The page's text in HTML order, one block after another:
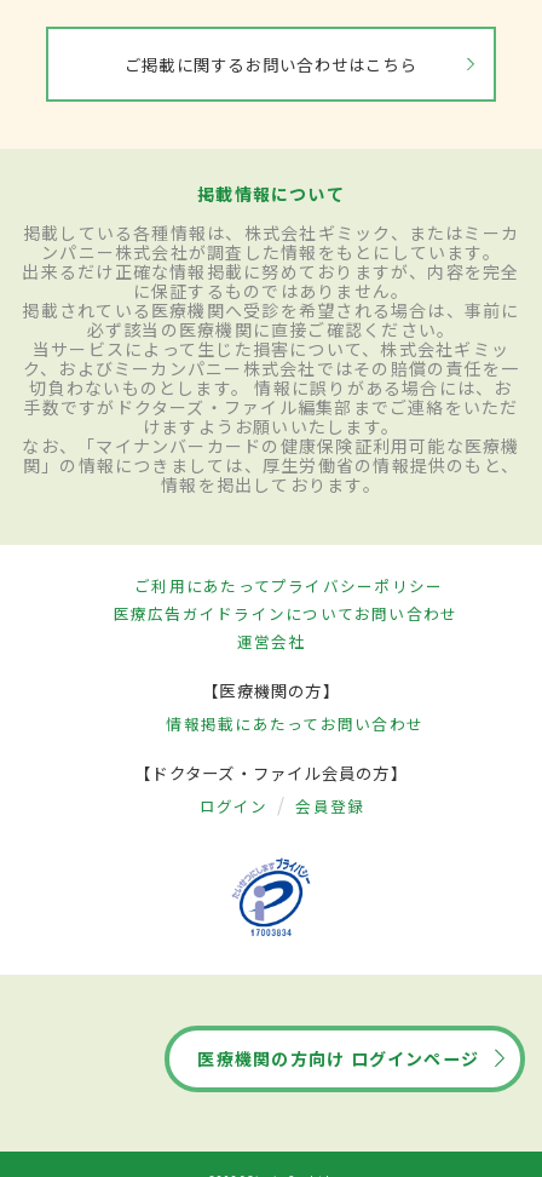
ご掲載に関するお問い合わせはこちら
掲載情報について
掲載している各種情報は、株式会社ギミック、またはミーカ
ンパニー株式会社が調査した情報をもとにしています。
出来るだけ正確な情報掲載に努めておりますが、内容を完全
に保証するものではありません。
掲載されている医療機関へ受診を希望される場合は、事前に
必ず該当の医療機関に直接ご確認ください。
当サービスによって生じた損害について、株式会社ギミッ
ク、およびミーカンパニー株式会社ではその賠償の責任を一
切負わないものとします。 情報に誤りがある場合には、お
手数ですがドクターズ・ファイル編集部までご連絡をいただ
けますようお願いいたします。
なお、「マイナンバーカードの健康保険証利用可能な医療機
関」の情報につきましては、厚生労働省の情報提供のもと、
情報を掲出しております。
ご利用にあたってプライバシーポリシー
医療広告ガイドラインについてお問い合わせ
運営会社
【医療機関の方】
情報掲載にあたって お問い合わせ
【ドクターズ・ファイル会員の方】
ログイン 会員登録
医療機関の方向け ログインページ